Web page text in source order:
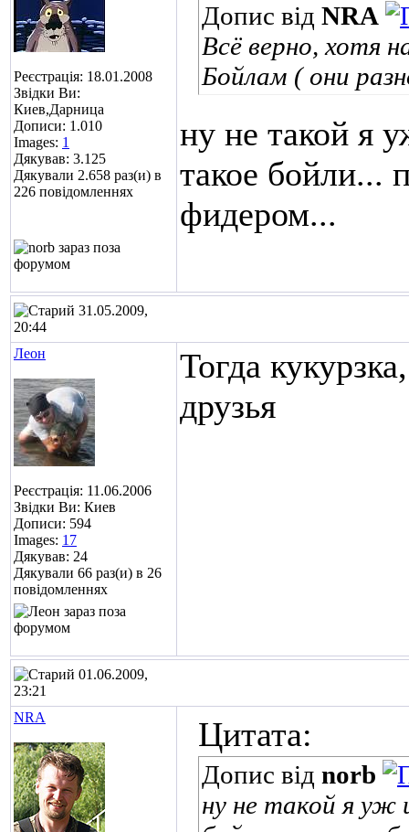
Реєстрація: 18.01.2008
Звідки Ви:
Киев,Дарница
Дописи: 1.010
Images: 1
Дякував: 3.125
Дякували 2.658 раз(и) в
226 повідомленнях
Допис від NRA
Всё верно, хотя
Бойлам ( они
ну не такой я
такое бойли...
фидером...
31.05.2009,
20:44
Леон
Реєстрація: 11.06.2006
Звідки Ви: Киев
Дописи: 594
Images: 17
Дякував: 24
Дякували 66 раз(и) в 26
повідомленнях
Тогда
друзья
01.06.2009,
23:21
NRA
Цитата:
Допис від norb
ну не такой я уж